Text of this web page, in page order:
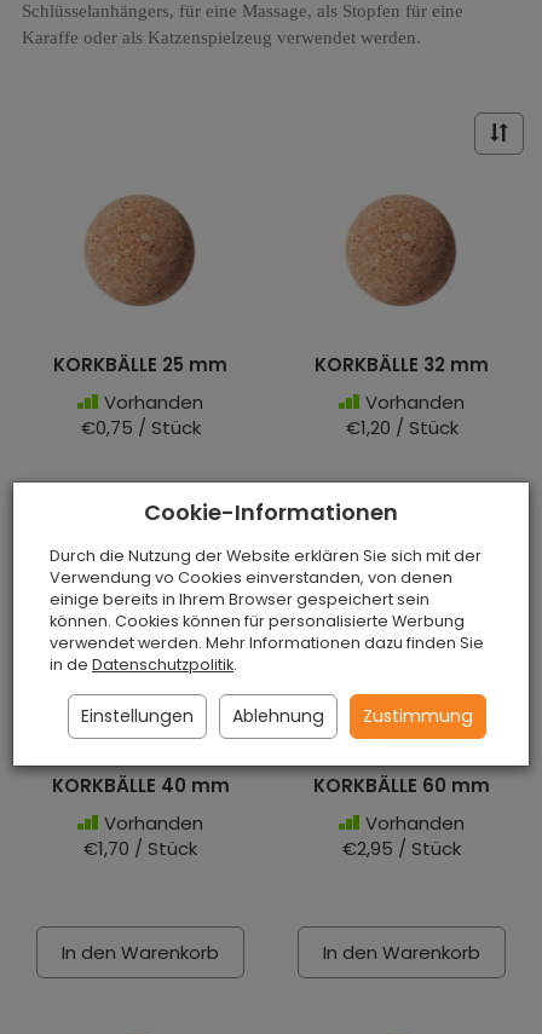
Schlüsselanhängers, für eine Massage, als Stopfen für eine
Karaffe oder als Katzenspielzeug verwendet werden.
KORKBÄLLE 25 mm
Vorhanden
€0,75 / Stück
KORKBÄLLE 32 mm
Vorhanden
€1,20 / Stück
KORKBÄLLE 40 mm
Vorhanden
€1,70 / Stück
In den Warenkorb
KORKBÄLLE 60 mm
Vorhanden
€2,95 / Stück
In den Warenkorb
Cookie-Informationen
Durch die Nutzung der Website erklären Sie sich mit der
Verwendung vo Cookies einverstanden, von denen
einige bereits in Ihrem Browser gespeichert sein
können. Cookies können für personalisierte Werbung
verwendet werden. Mehr Informationen dazu finden Sie
in de Datenschutzpolitik.
Einstellungen Ablehnung Zustimmung